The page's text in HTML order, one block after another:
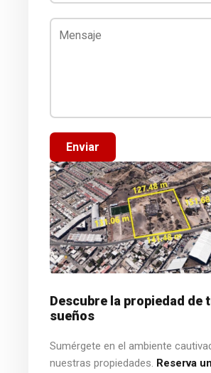
Enviar
Descubre la propiedad de
sueños
Sumérgete en el ambiente
nuestras propiedades. Reserva